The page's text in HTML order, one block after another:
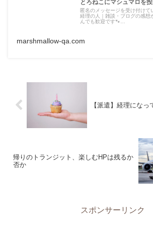
とろねこにマシュマロを
匿名のメッセージを受け付けて
経理の人｜雑談・ブログの感想
んでも歓迎です🐾…
marshmallow-qa.com
【派遣】経理になっ
帰りのトランジット、楽しむHPは残るか
否か
スポンサーリンク